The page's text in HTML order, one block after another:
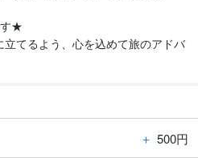
す★
てるよう、心を込めて旅のアドバ
＋ 500円